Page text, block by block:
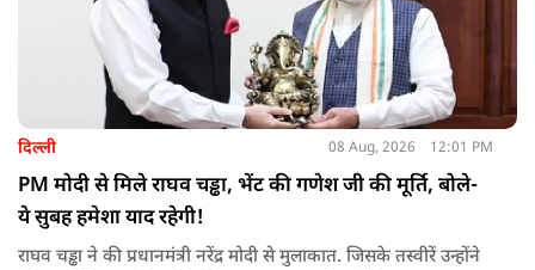
दिल्ली 08 Aug, 2026 12:01 PM
PM मोदी से मिले राघव चड्ढा, भेंट की गणेश जी की मूर्ति, बोले-
ये सुबह हमेशा याद रहेगी!
राघव चड्ढा ने की प्रधानमंत्री नरेंद्र मोदी से मुलाकात. जिसके तस्वीरें उन्होंने